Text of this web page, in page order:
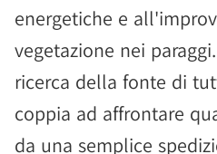
energetiche e
vegetazione nei
ricerca della fonte di
coppia ad affrontare
da una semplice